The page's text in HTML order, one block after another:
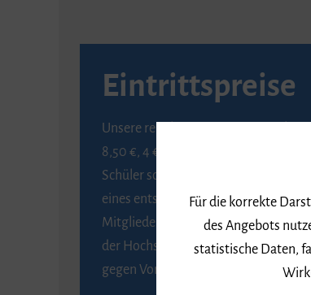
Eintrittspreise
Unsere regulären Eintrittspreise
8,50 €, 4 € ermäßigt für Schülerinnen
Schüler sowie Studierende gegen
eines entsprechenden Nachweises, 6
Mitglieder der Gesellschaft zur
der Hochschule für Musik Freiburg e.
gegen Vorlage des
Für die korrekte
des Angebots
statistische Daten,